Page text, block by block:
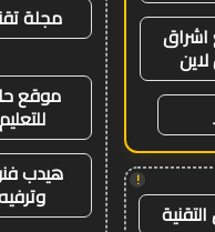
!
مجلة
موقع
للتعليم
هيدب